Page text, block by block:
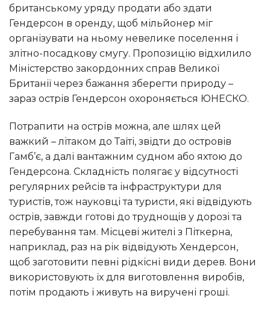
британському уряду продати або здати
Гендерсон в оренду, щоб мільйонер міг
організувати на ньому невелике поселення і
злітно-посадкову смугу. Пропозицію відхилило
Міністерство закордонних справ Великої
Британії через бажання зберегти природу –
зараз острів Гендерсон охороняється ЮНЕСКО.
Потрапити на острів можна, але шлях цей
важкий – літаком до Таїті, звідти до островів
Гамб’є, а далі вантажним судном або яхтою до
Гендерсона. Складність полягає у відсутності
регулярних рейсів та інфраструктури для
туристів, тож науковці та туристи, які відвідують
острів, завжди готові до труднощів у дорозі та
перебування там. Місцеві жителі з Піткерна,
наприклад, раз на рік відвідують Хендерсон,
щоб заготовити певні рідкісні види дерев. Вони
використовують їх для виготовлення виробів,
потім продають і живуть на виручені гроші.